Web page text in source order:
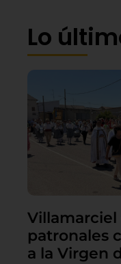
Lo
Villamarciel
patronales
a la Virgen